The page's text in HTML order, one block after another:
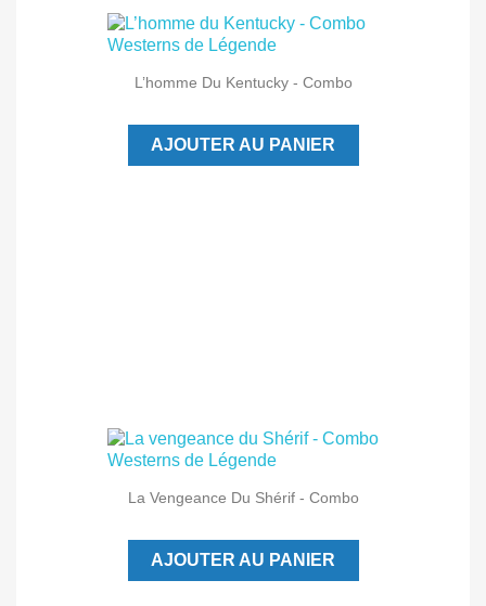
L’homme Du Kentucky - Combo
AJOUTER AU PANIER
La Vengeance Du Shérif - Combo
AJOUTER AU PANIER